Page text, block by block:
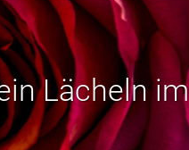
Lächeln im